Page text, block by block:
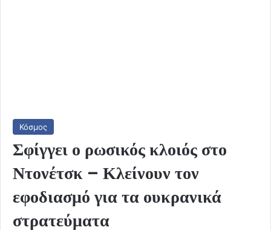
Κόσμος
Σφίγγει ο ρωσικός κλοιός στο
Ντονέτσκ – Κλείνουν τον
εφοδιασμό για τα ουκρανικά
στρατεύματα